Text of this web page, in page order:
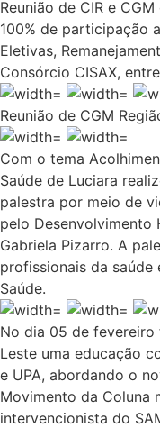
Reunião de CIR e
100% de participação
Eletivas,
Consórcio CISAX,
Reunião de CGM
Com o tema
Saúde de Luciara
palestra por meio de
pelo Desenvolvimento
Gabriela Pizarro. A
profissionais da saúde
Saúde.
No dia 05 de
Leste uma educação
e UPA, abordando o
Movimento da Coluna
intervencionista do